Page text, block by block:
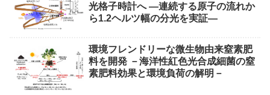
光格子時計へ ―連続する原子の流れか
ら1.2ヘルツ幅の分光を実証―
環境フレンドリーな微生物由来窒素肥
料を開発 －海洋性紅色光合成細菌の窒
素肥料効果と環境負荷の解明－